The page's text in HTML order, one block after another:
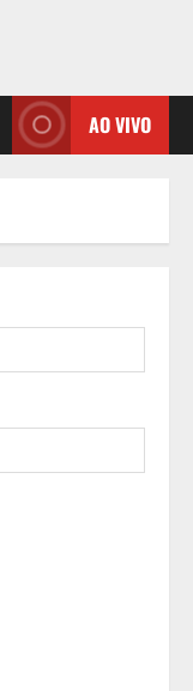
AO VIVO